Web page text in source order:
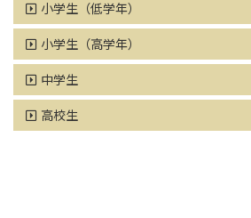
小学生（低学年）
小学生（高学年）
中学生
高校生